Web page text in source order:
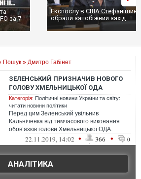
за 7
Експослу в США
обрали запобіжний захід
Пошук » Дмитро Габінет
ЗЕЛЕНСЬКИЙ ПРИЗНАЧИВ НОВОГО
ГОЛОВУ ХМЕЛЬНИЦЬКОЇ ОДА
Категорія: Політичні новини України та світу:
читати новини політики
Перед цим Зеленський увільнив
Кальніченка від тимчасового виконання
обов’язків голови Хмельницької ОДА.
22.11.2019, 14:02 • 366 • 0
АНАЛІТИКА